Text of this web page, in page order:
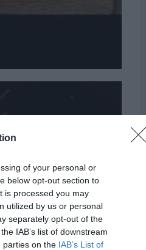
of your personal or
below opt-out section to
is processed you may
utilized by us or personal
separately opt-out of the
IAB’s list of downstream
parties on the IAB’s List of